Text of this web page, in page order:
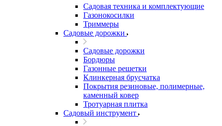
Садовая техника и комплектующие
Газонокосилки
Триммеры
Садовые дорожки
Садовые дорожки
Бордюры
Газонные решетки
Клинкерная брусчатка
Покрытия резиновые, полимерные,
каменный ковер
Тротуарная плитка
Садовый инструмент